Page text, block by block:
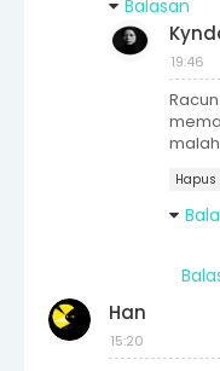
Balasan
19:46
Hapus
Han
15:20